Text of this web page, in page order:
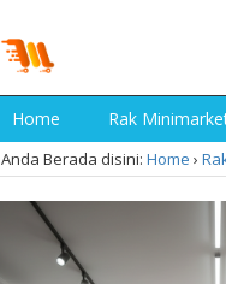
Home Rak
Anda Berada disini: Home ›